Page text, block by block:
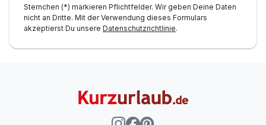
Sternchen (*) markieren Pflichtfelder. Wir geben Deine Daten
nicht an Dritte. Mit der Verwendung dieses Formulars
akzeptierst Du unsere Datenschutzrichtlinie.